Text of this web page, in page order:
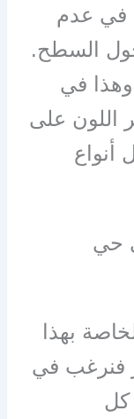
في عدم
السطح.
في
اللون على
حي
بهذا
فنرغب في
كل